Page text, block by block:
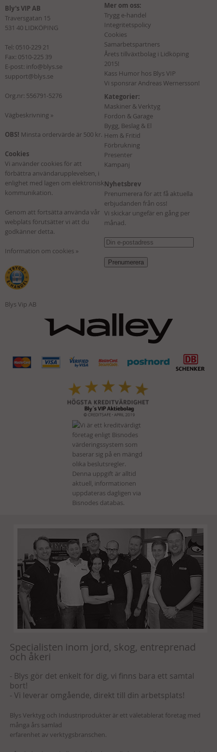
Bly's VIP AB
Traversgatan 15
531 40 LIDKÖPING
Tel: 0510-229 21
Fax: 0510-225 39
E-post: info@blys.se
support@blys.se
Org.nr: 556791-5276
Vägbeskrivning »
OBS! Minsta ordervärde är 500 kr.
Cookies
Vi använder cookies för att
förbättra användarupplevelsen, i
enlighet med lagen om elektronisk
kommunikation.
Genom att fortsätta använda vår
webplats förutsätter vi att du
godkänner detta.
Information om cookies »
Mer om oss:
Trygg e-handel
Integritetspolicy
Cookies
Samarbetspartners
Årets tillväxtbolag i Lidköping
2015!
Kass Humor hos Blys VIP
Vi sponsrar Andreas Wernersson!
Kategorier:
Maskiner & Verktyg
Fordon & Garage
Bygg, Beslag & El
Hem & Fritid
Förbrukning
Presenter
Kampanj
Nyhetsbrev
Prenumerera för att få aktuella
erbjudanden från oss!
Vi skickar ungefär en gång per
månad.
Blys Vip AB
Specialisten inom jord, skog, entreprenad
och åkeri
- Blys gör det enkelt för dig, vi finns bara ett samtal
bort!
- Vi leverar omgående, direkt till din arbetsplats!
Blys Verktyg och Industriprodukter är ett väletablerat företag med
många års samlad
erfarenhet av verktygsbranschen.